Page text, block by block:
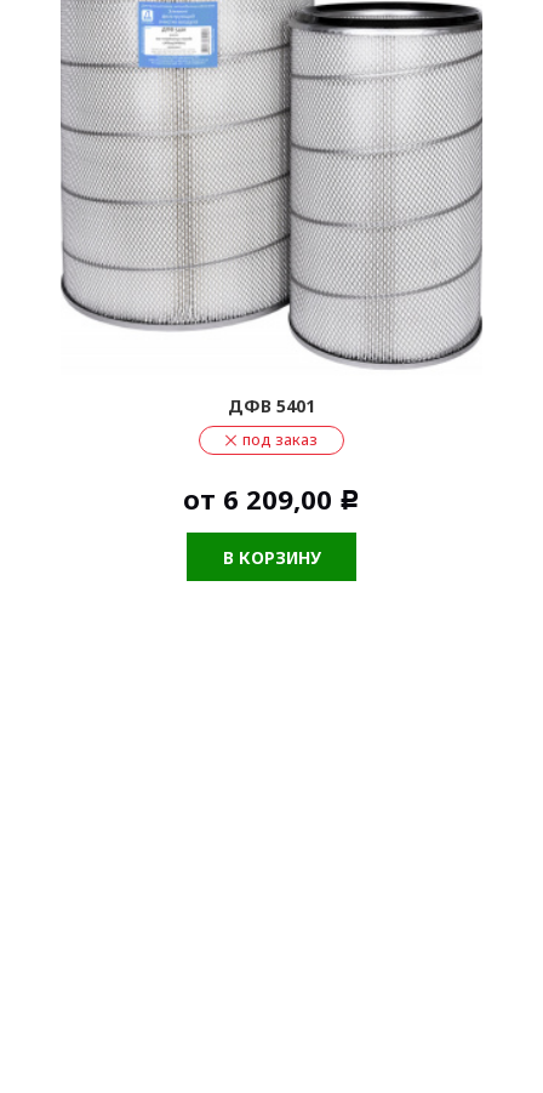
ДФВ 5401
под заказ
от 6 209,00 Р
В КОРЗИНУ